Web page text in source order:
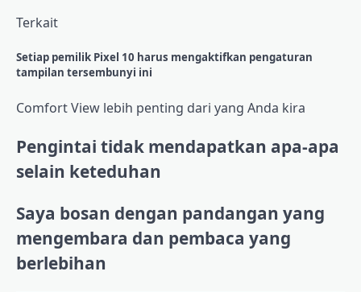
Terkait
Setiap pemilik Pixel 10 harus mengaktifkan pengaturan
tampilan tersembunyi ini
Comfort View lebih penting dari yang Anda kira
Pengintai tidak mendapatkan apa-apa
selain keteduhan
Saya bosan dengan pandangan yang
mengembara dan pembaca yang
berlebihan